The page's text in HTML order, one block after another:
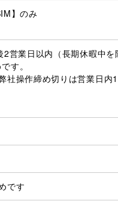
】のみ
業日以内（長期休暇中を
す。
操作締め切りは営業日内
です